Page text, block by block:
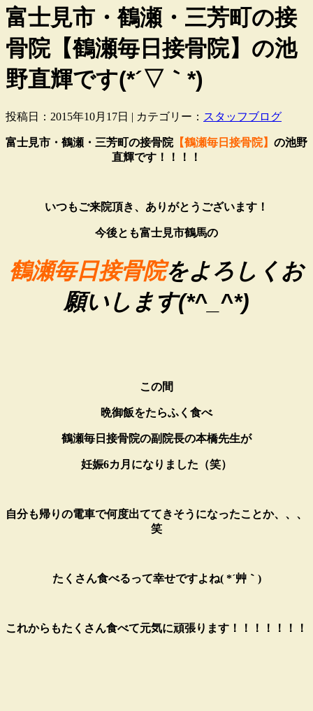
富士見市・鶴瀬・三芳町の接
骨院【鶴瀬毎日接骨院】の池
野直輝です(*´▽｀*)
投稿日：2015年10月17日 | カテゴリー： スタッフブログ
富士見市・鶴瀬・三芳町の接骨院【鶴瀬毎日接骨院】 の池野
直輝です！！！！
いつもご来院頂き、ありがとうございます！
今後とも富士見市鶴馬の
鶴瀬毎日接骨院をよろしくお
願いします(*^_^*)
この間
晩御飯をたらふく食べ
鶴瀬毎日接骨院の副院長の本橋先生が
妊娠6カ月になりました（笑）
自分も帰りの電車で何度出ててきそうになったことか、、、
笑
たくさん食べるって幸せですよね( *´艸｀)
これからもたくさん食べて元気に頑張ります！！！！！！！